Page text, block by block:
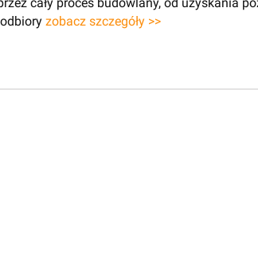
cały proces budowlany, od uzyskania
zobacz szczegóły >>